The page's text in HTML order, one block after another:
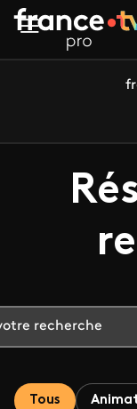
Aller au contenu
Tous